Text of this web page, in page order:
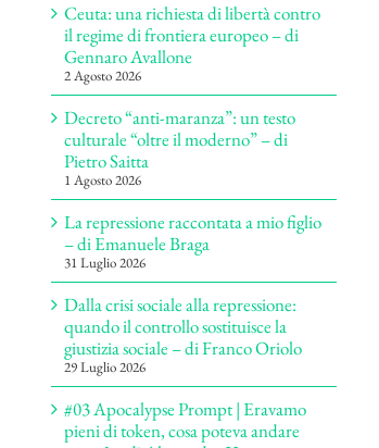
Ceuta: una richiesta di libertà contro
il regime di frontiera europeo – di
Gennaro Avallone
2 Agosto 2026
Decreto “anti-maranza”: un testo
culturale “oltre il moderno” – di
Pietro Saitta
1 Agosto 2026
La repressione raccontata a mio figlio
– di Emanuele Braga
31 Luglio 2026
Dalla crisi sociale alla repressione:
quando il controllo sostituisce la
giustizia sociale – di Franco Oriolo
29 Luglio 2026
#03 Apocalypse Prompt | Eravamo
pieni di token, cosa poteva andare